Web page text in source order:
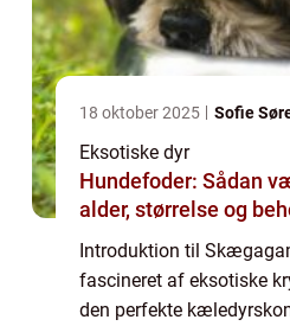
18 oktober 2025 Sofie
Eksotiske dyr
Hundefoder: Sådan
alder, størrelse og
Introduktion til
fascineret af eksotiske
den perfekte